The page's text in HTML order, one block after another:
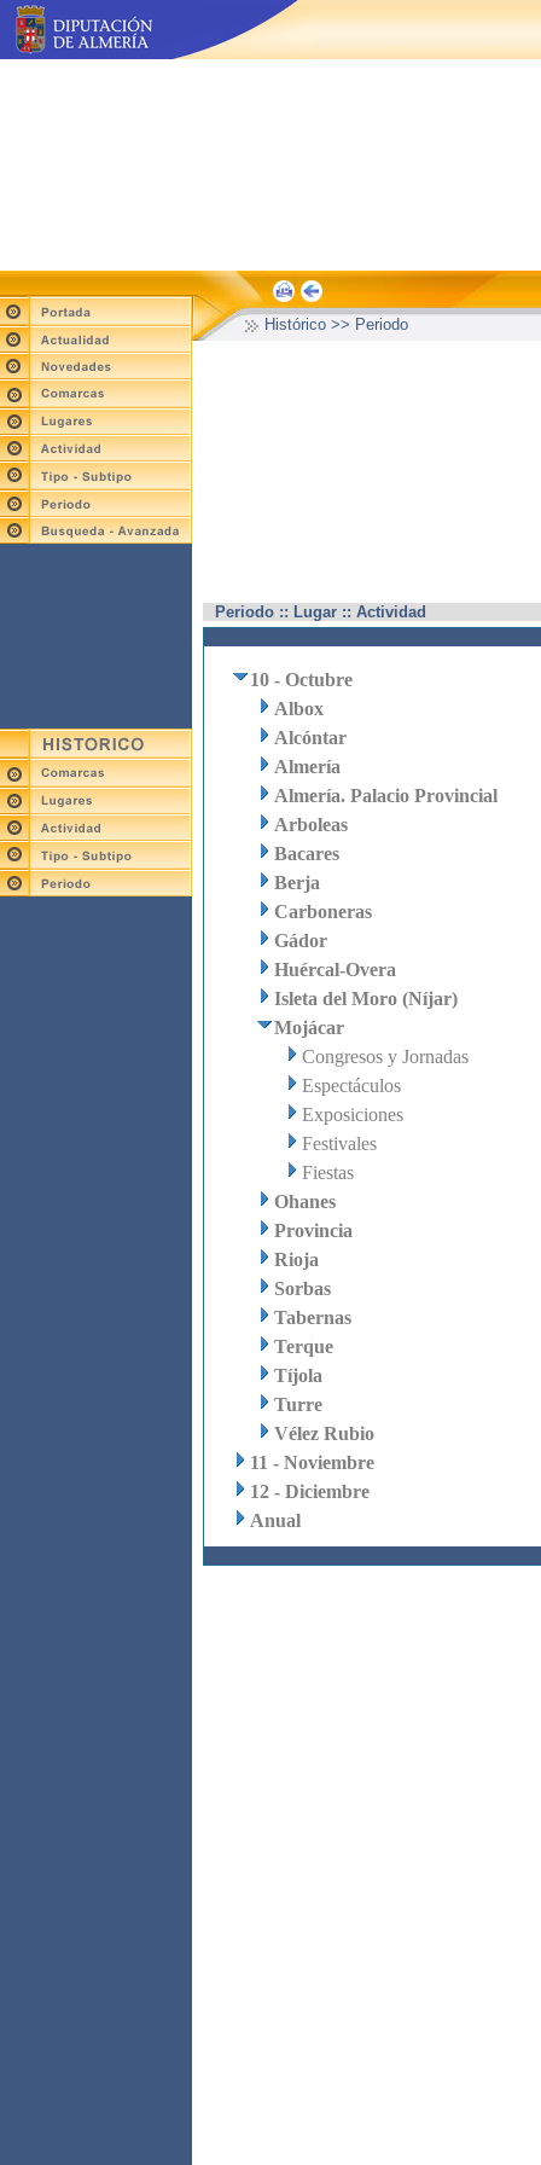
Histórico >> Periodo
Periodo :: Lugar :: Actividad
10 - Octubre
Albox
Alcóntar
Almería
Almería. Palacio Provincial
Arboleas
Bacares
Berja
Carboneras
Gádor
Huércal-Overa
Isleta del Moro (Níjar)
Mojácar
Congresos y Jornadas
Espectáculos
Exposiciones
Festivales
Fiestas
Ohanes
Provincia
Rioja
Sorbas
Tabernas
Terque
Tíjola
Turre
Vélez Rubio
11 - Noviembre
12 - Diciembre
Anual